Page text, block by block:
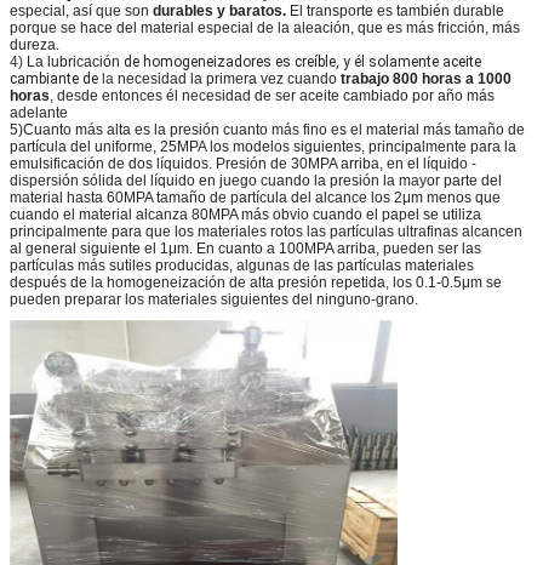
especial, así que son durables y baratos. El transporte es también durable
porque se hace del material especial de la aleación, que es más fricción, más
dureza.
4) La lubricación de homogeneizadores es creíble, y él solamente aceite
cambiante de la necesidad la primera vez cuando trabajo 800 horas a 1000
horas, desde entonces él necesidad de ser aceite cambiado por año más
adelante
5)Cuanto más alta es la presión cuanto más fino es el material más tamaño de
partícula del uniforme, 25MPA los modelos siguientes, principalmente para la
emulsificación de dos líquidos. Presión de 30MPA arriba, en el líquido -
dispersión sólida del líquido en juego cuando la presión la mayor parte del
material hasta 60MPA tamaño de partícula del alcance los 2μm menos que
cuando el material alcanza 80MPA más obvio cuando el papel se utiliza
principalmente para que los materiales rotos las partículas ultrafinas alcancen
al general siguiente el 1μm. En cuanto a 100MPA arriba, pueden ser las
partículas más sutiles producidas, algunas de las partículas materiales
después de la homogeneización de alta presión repetida, los 0.1-0.5μm se
pueden preparar los materiales siguientes del ninguno-grano.